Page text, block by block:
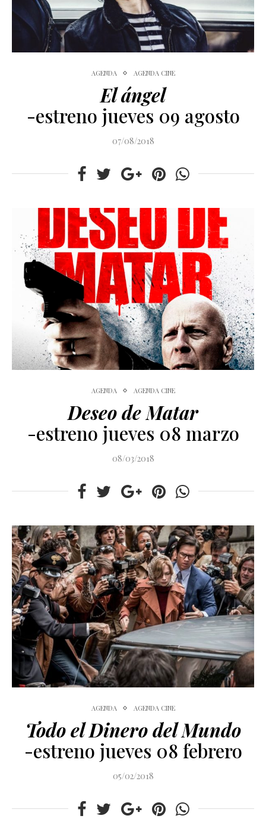
AGENDA AGENDA CINE
El ángel
-estreno jueves 09 agosto
07/08/2018
AGENDA AGENDA CINE
Deseo de Matar
-estreno jueves 08 marzo
08/03/2018
AGENDA AGENDA CINE
Todo el Dinero del Mundo
-estreno jueves 08 febrero
05/02/2018